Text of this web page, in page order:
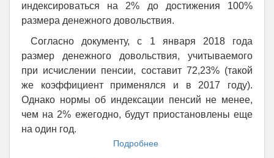
индексироваться на 2% до достижения 100%
размера денежного довольствия.
Согласно документу, с 1 января 2018 года
размер денежного довольствия, учитываемого
при исчислении пенсии, составит 72,23% (такой
же коэффициент применялся и в 2017 году).
Однако нормы об индексации пенсий не менее,
чем на 2% ежегодно, будут приостановлены еще
на один год.
Подробнеео